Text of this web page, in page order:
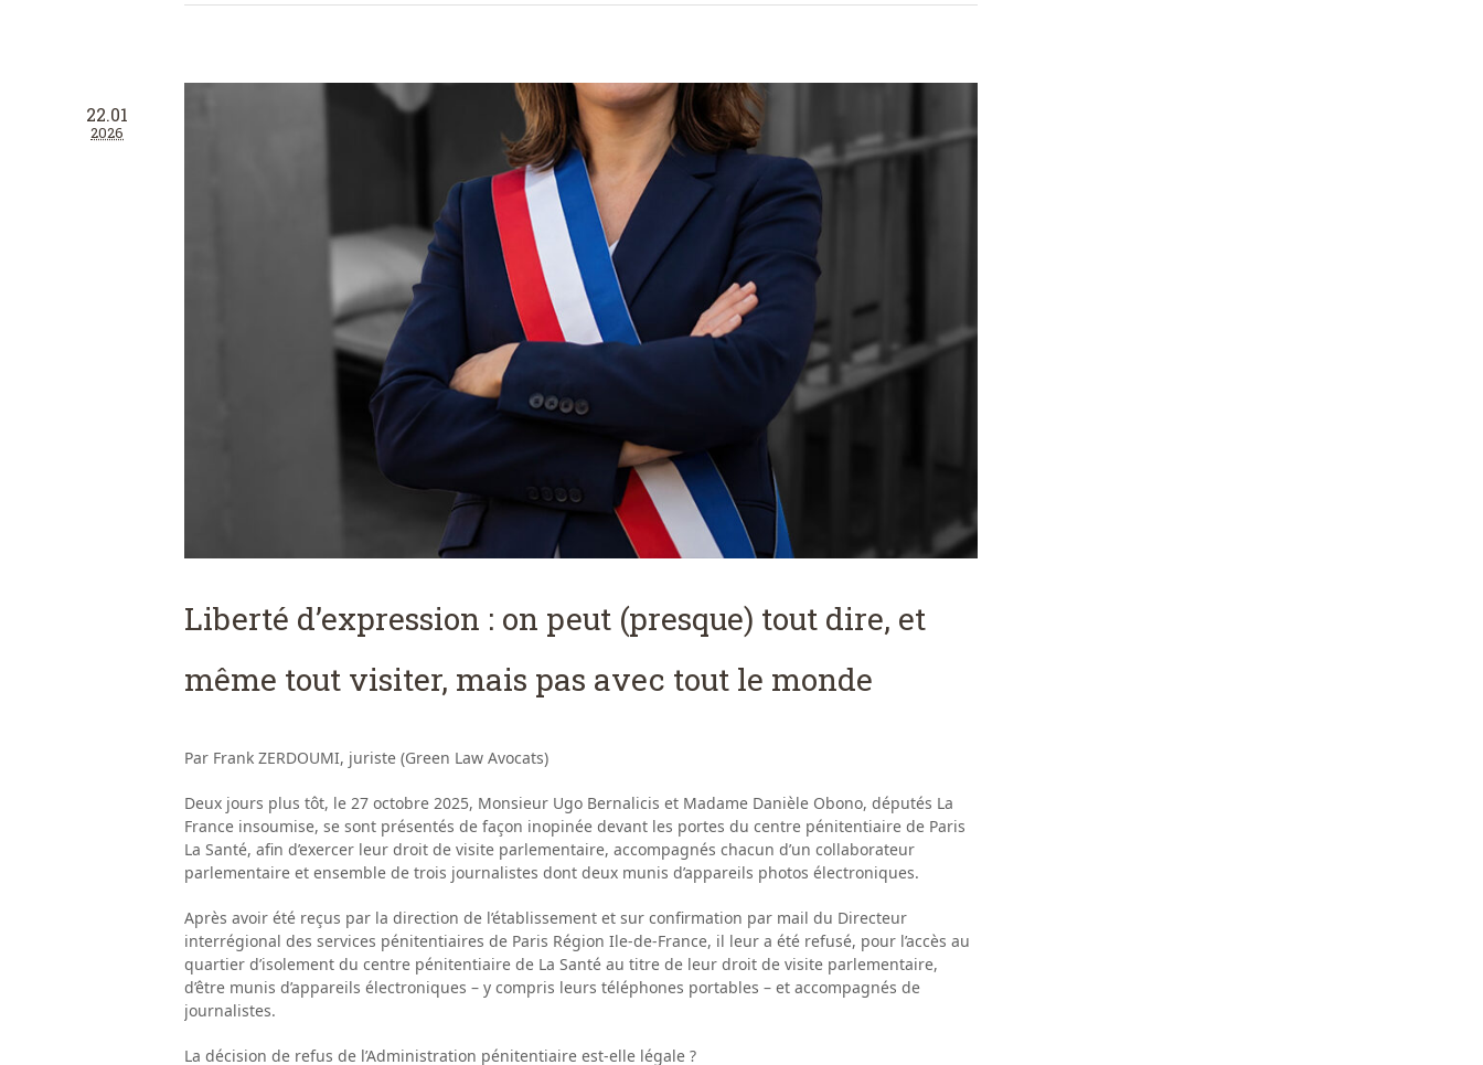
22.01
2026
Liberté d’expression : on peut (presque) tout dire, et
même tout visiter, mais pas avec tout le monde
Par Frank ZERDOUMI, juriste (Green Law Avocats)
Deux jours plus tôt, le 27 octobre 2025, Monsieur Ugo Bernalicis et Madame Danièle Obono, députés La
France insoumise, se sont présentés de façon inopinée devant les portes du centre pénitentiaire de Paris
La Santé, afin d’exercer leur droit de visite parlementaire, accompagnés chacun d’un collaborateur
parlementaire et ensemble de trois journalistes dont deux munis d’appareils photos électroniques.
Après avoir été reçus par la direction de l’établissement et sur confirmation par mail du Directeur
interrégional des services pénitentiaires de Paris Région Ile-de-France, il leur a été refusé, pour l’accès au
quartier d’isolement du centre pénitentiaire de La Santé au titre de leur droit de visite parlementaire,
d’être munis d’appareils électroniques – y compris leurs téléphones portables – et accompagnés de
journalistes.
La décision de refus de l’Administration pénitentiaire est-elle légale ?